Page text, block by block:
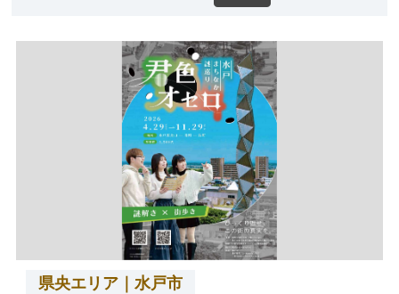
県央エリア｜水戸市